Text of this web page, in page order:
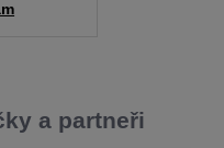
a partneři